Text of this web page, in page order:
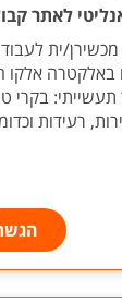
לאתר
ית
אלקו
בקרי
רעידות